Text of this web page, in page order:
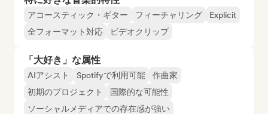
アコースティック・ギター フィーチャリング
Explicit
全フォーマット対応
ビデオクリップ
「大好き」な属性
AIアシスト Spotifyで利用可能
作曲家
初期のプロジェクト
国際的な可能性
ソーシャルメディアでの存在感が強い